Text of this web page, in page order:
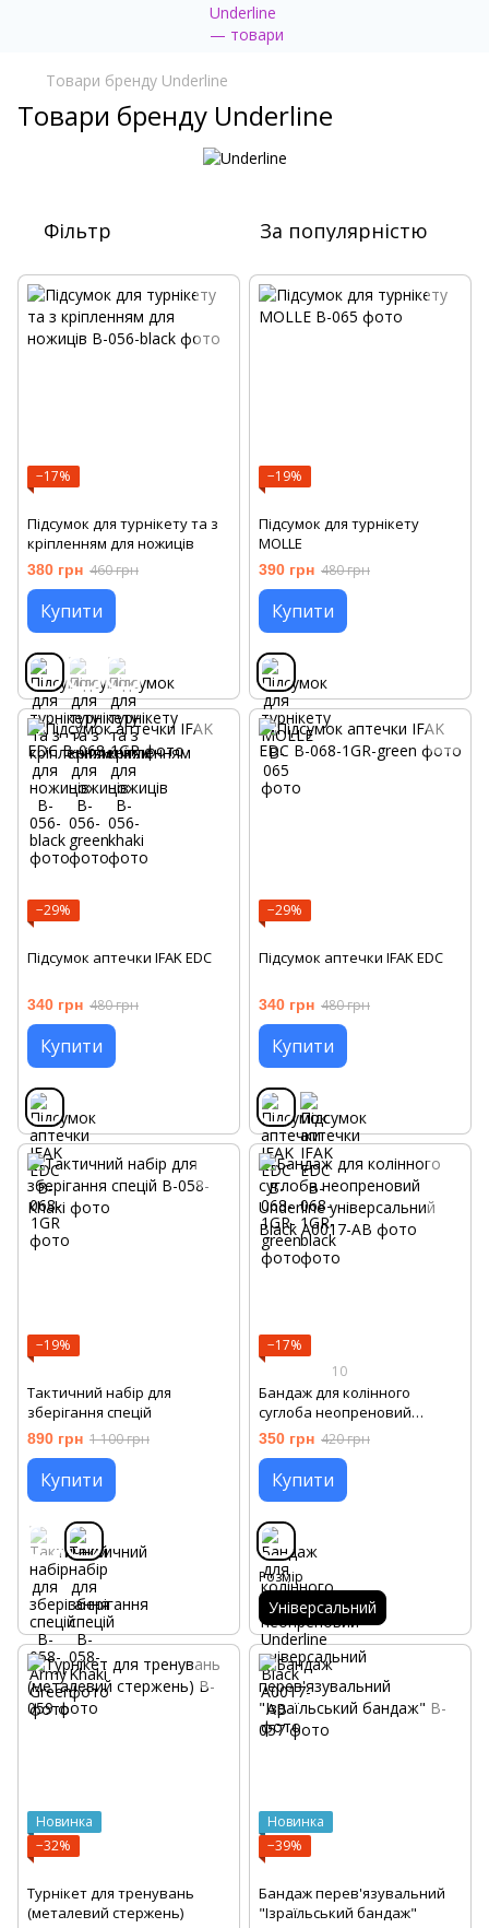
Товари бренду Underline
Товари бренду Underline
Фільтр За популярністю
−17%
Підсумок для турнікету та з
кріпленням для ножиців
380 грн 460 грн
Купити
−19%
Підсумок для турнікету
MOLLE
390 грн 480 грн
Купити
−29%
Підсумок аптечки IFAK EDC
340 грн 480 грн
Купити
−29%
Підсумок аптечки IFAK EDC
340 грн 480 грн
Купити
−19%
Тактичний набір для
зберігання спецій
890 грн 1 100 грн
Купити
−17%
10
Бандаж для колінного
суглоба неопреновий
Underline універсальний
350 грн 420 грн
Купити
Розмір
Універсальний
Новинка
−32%
Турнікет для тренувань
(металевий стержень)
Новинка
−39%
Бандаж перев'язувальний
"Ізраїльський бандаж"